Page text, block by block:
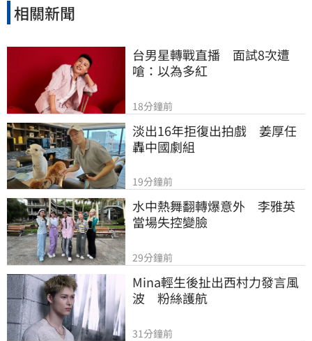
相關新聞
台男星轉戰直播　面試8次遭
嗆：以為多紅
18分鐘前
淡出16年拒復出拍戲　姜厚任
轟中國劇組
19分鐘前
水中熱舞翻轉爆意外　李雅英
當場失控變臉
29分鐘前
Mina輕生後扯出西村力發言風
波　粉絲護航
31分鐘前